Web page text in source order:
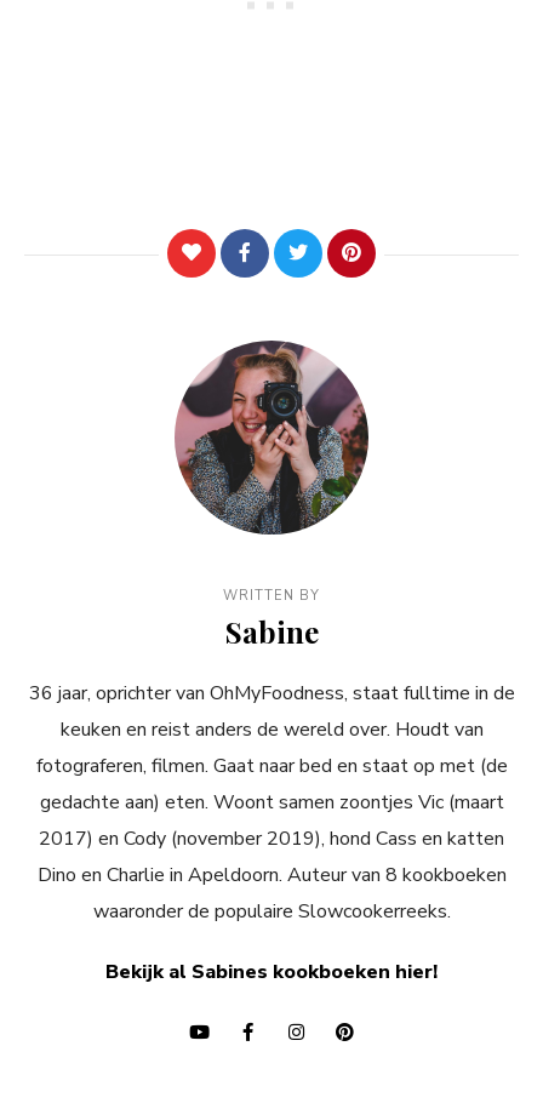
WRITTEN BY
Sabine
36 jaar, oprichter van OhMyFoodness, staat fulltime in de
keuken en reist anders de wereld over. Houdt van
fotograferen, filmen. Gaat naar bed en staat op met (de
gedachte aan) eten. Woont samen zoontjes Vic (maart
2017) en Cody (november 2019), hond Cass en katten
Dino en Charlie in Apeldoorn. Auteur van 8 kookboeken
waaronder de populaire Slowcookerreeks.
Bekijk al Sabines kookboeken hier!